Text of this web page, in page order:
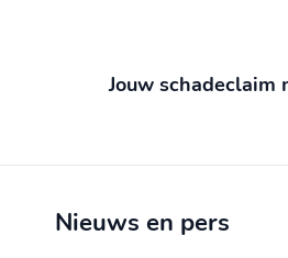
Jouw schadeclaim
Nieuws en pers